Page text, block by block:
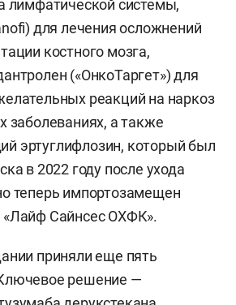
лимфатической системы,
для лечения осложнений
костного мозга,
(«ОнкоТаргет») для
реакций на наркоз
заболеваниях, а также
эртуглифлозин, который был
в 2022 году после ухода
теперь импортозамещен
«Лайф Сайнсес ОХФК».
приняли еще пять
решение —